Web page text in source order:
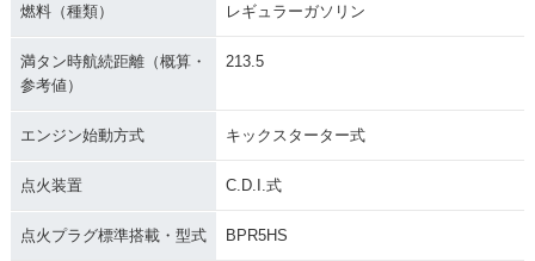
燃料（種類） レギュラーガソリン
満タン時航続距離（概算・
参考値）
213.5
エンジン始動方式 キックスターター式
点火装置 C.D.I.式
点火プラグ標準搭載・型式 BPR5HS